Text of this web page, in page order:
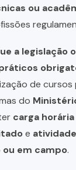
ou
a legislação
de cursos
do
carga
e
em campo.